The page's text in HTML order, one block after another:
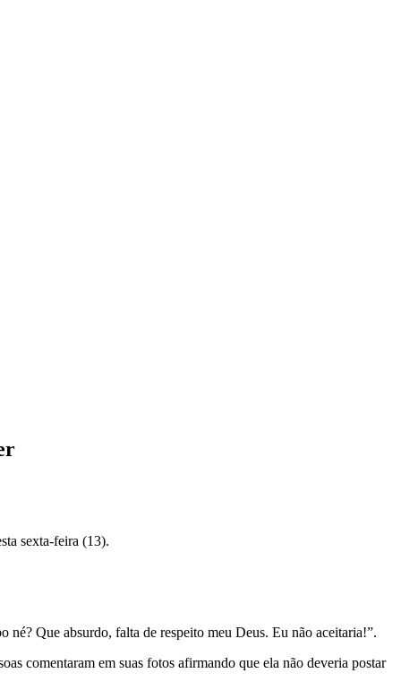
sexta-feira (13).
Que absurdo, falta de respeito meu Deus. Eu não aceitaria!”.
comentaram em suas fotos afirmando que ela não deveria postar